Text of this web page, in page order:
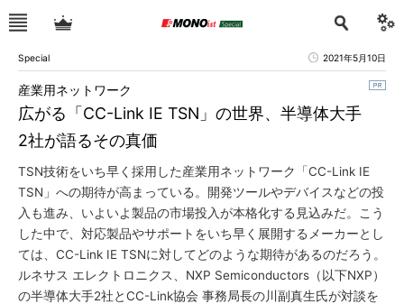
Special 2021年5月10日
広がる「CC-Link IE TSN」の世界、半導体大手
2社が語るその真価
産業用ネットワーク
TSN技術をいち早く採用した産業用ネットワーク「CC-Link IE
TSN」への期待が高まっている。開発ツールやデバイスなどの投
入も進み、いよいよ製品の市場投入が本格化する見込みだ。こう
した中で、対応製品やサポートをいち早く展開するメーカーとし
ては、CC-Link IE TSNに対してどのような期待があるのだろう。
ルネサス エレクトロニクス、NXP Semiconductors（以下NXP）
の半導体大手2社とCC-Link協会 事務局長の川副真生氏が対談を